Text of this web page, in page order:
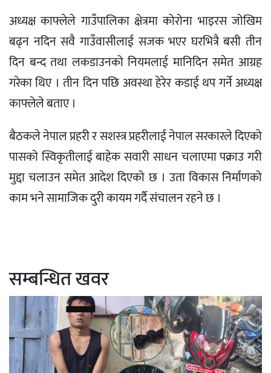
अध्यक्ष काफ्लेले गाउँपालिका क्षेत्रमा कोरोना भाइरस जोखिम
बढ्न नदिन सवै गाउँवासीलाई सजक भएर घरभित्रै बसी तीन
दिन बन्द तथा लकडाउनको नियमलाई मानिदिन समेत आग्रह
गरेका थिए । तीन दिन पछि अवस्था हेरेर कडाई थप गर्ने अध्यक्ष
काफ्लेले बताए ।
बैठकले नेपाल प्रहरी र सशस्त्र प्रहरीलाई नेपाल सरकारले दिएको
पासको स्विकृतीलाई बाहेक सवारी साधन चलाएमा पक्राउ गरी
मुद्दा चलाउन समेत आदेश दिएको छ । उता विकास निर्माणको
काम भने सामाजिक दुरी कायम गर्दै संचालन रहने छ ।
सम्बन्धित खवर